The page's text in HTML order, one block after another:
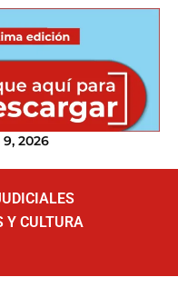
2026
Y CULTURA